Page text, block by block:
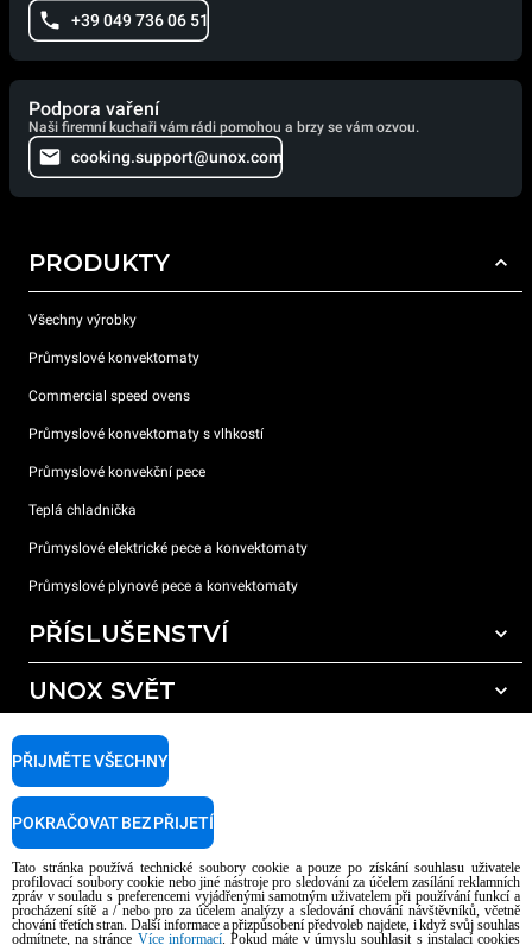
+39 049 736 06 51
Podpora vaření
Naši firemní kuchaři vám rádi pomohou a brzy se vám ozvou.
cooking.support@unox.com
PRODUKTY
Všechny výrobky
Průmyslové konvektomaty
Commercial speed ovens
Průmyslové konvektomaty s vlhkostí
Průmyslové konvekční pece
Teplá chladnička
Průmyslové elektrické pece a konvektomaty
Průmyslové plynové pece a konvektomaty
PŘÍSLUŠENSTVÍ
Všechna příslušenství
Čisticí prostředky pro ruční mytí
Úprava vody pryskyřičnými filtry
Úprava vody reverzní osmózou
UNOX SVĚT
Naše pobočky po celém světě
PODPORA
Najděte Servisní Střediska
Copyright 2026 UNOX S.p.A. Všechna práva vyhrazena. Reg. Imp. Padova n °
AI Content Disclaimer Privacy policy Cookie policy
Tato stránka používá technické soubory cookie a pouze po získání souhlasu uživatele
profilovací soubory cookie nebo jiné nástroje pro sledování za účelem zasílání reklamních
zpráv v souladu s preferencemi vyjádřenými samotným uživatelem při používání funkcí a
procházení sítě a / nebo pro za účelem analýzy a sledování chování návštěvníků, včetně
chování třetích stran. Další informace a přizpůsobení předvoleb najdete, i když svůj souhlas
odmítnete, na stránce Více informací. Pokud máte v úmyslu souhlasit s instalací cookies
PŘIJMĚTE VŠECHNY
POKRAČOVAT BEZ PŘIJETÍ